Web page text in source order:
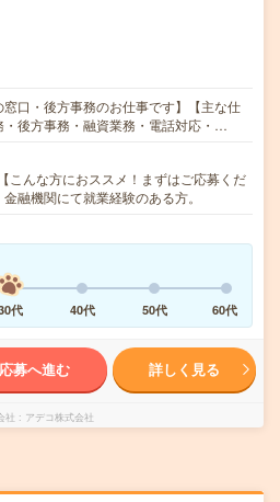
窓口・後方事務のお仕事です】【主な仕
・後方事務・融資業務・電話対応・…
こんな方におススメ！まずはご応募くだ
融機関にて就業経験のある方。
代 40代 50代 60代
応募へ進む 詳しく見る
社 アデコ株式会社